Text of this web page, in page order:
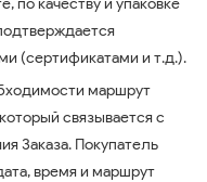
по качеству и упаковке
(сертификатами и т.д.).
маршрут
связывается с
Заказа. Покупатель
время и маршрут